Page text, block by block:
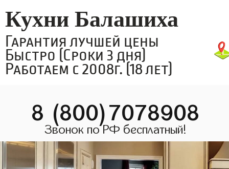
Кухни Балашиха
Гарантия лучшей цены
Быстро (Сроки 3 дня)
Работаем с 2008г. (18 лет)
8 (800)7078908
Звонок по РФ бесплатный!